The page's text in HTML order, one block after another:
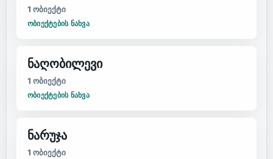
1 ობიექტი
ᲝᲑᲘᲔᲥᲢᲔᲑᲘᲡ ᲜᲐᲮᲕᲐ
ნაღობილევი
1 ობიექტი
ᲝᲑᲘᲔᲥᲢᲔᲑᲘᲡ ᲜᲐᲮᲕᲐ
ნარუჯა
1 ობიექტი